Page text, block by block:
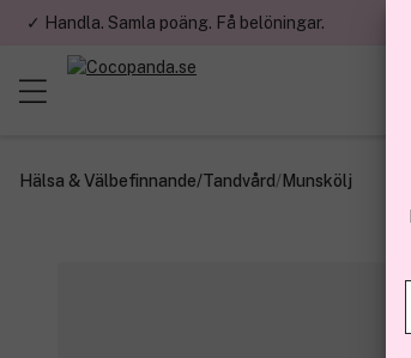
✓ Handla. Samla poäng. Få belöningar.
Hälsa & Välbefinnande/Tandvård/Munskölj